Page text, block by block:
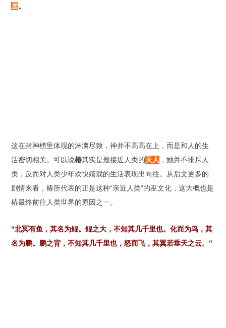
居。
这在封神榜里体现的淋漓尽致，神并不高高在上，而是和人的生
活密切相关。可以说椿其实是最接近人类的天人 ，她并不排斥人
类，反而对人类少年欢快嬉戏的生活表现出向往。从后文更多的
剧情来看，椿所代表的正是这种“亲近人类”的巫文化，这大概也是
椿最终前往人类世界的原因之一。
“北冥有鱼，其名为鲲。鲲之大，不知其几千里也。化而为鸟，其
名为鹏。鹏之背，不知其几千里也，怒而飞，其翼若垂天之云。”